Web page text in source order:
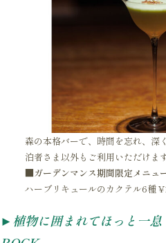
森の本格バーで、時間を忘れ、深
泊者さま以外もご利用いただけます
■ガーデンマンス期間限定メニュ
ハーブリキュールのカクテル6種
►植物に囲まれてほっと一息